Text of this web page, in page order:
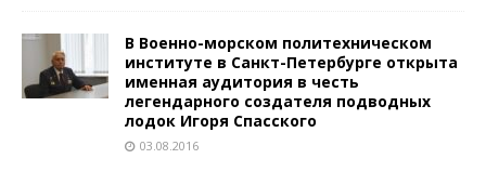
В Военно-морском политехническом
институте в Санкт-Петербурге открыта
именная аудитория в честь
легендарного создателя подводных
лодок Игоря Спасского
03.08.2016